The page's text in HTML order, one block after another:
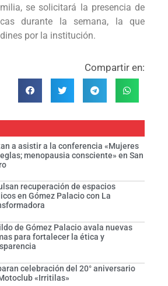
se solicitará la presencia de
durante la semana, la que
por la institución.
Compartir en:
a asistir a la conferencia «Mujeres
menopausia consciente» en San
recuperación de espacios
en Gómez Palacio con La
de Gómez Palacio avala nuevas
para fortalecer la ética y
celebración del 20° aniversario
«Irritilas»